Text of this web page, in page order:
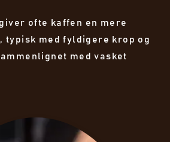
ofte kaffen en mere
med fyldigere krop og
med vasket